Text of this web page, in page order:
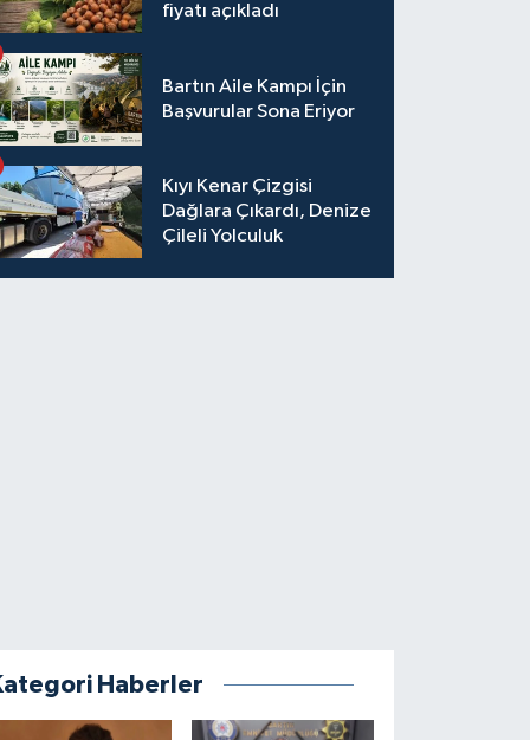
fiyatı açıkladı
Bartın Aile Kampı İçin
Başvurular Sona Eriyor
Kıyı Kenar Çizgisi
Dağlara Çıkardı, Denize
Çileli Yolculuk
Haberler